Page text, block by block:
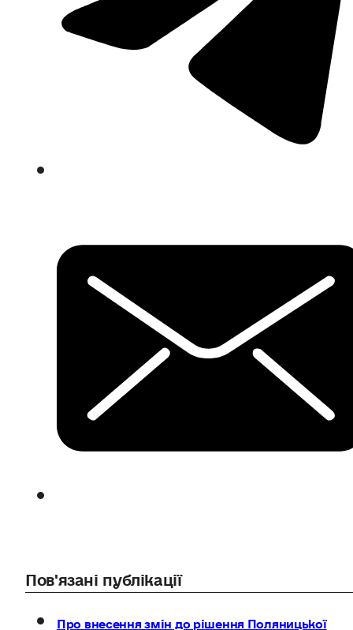
Пов'язані публікації
Про внесення змін до рішення Поляницької